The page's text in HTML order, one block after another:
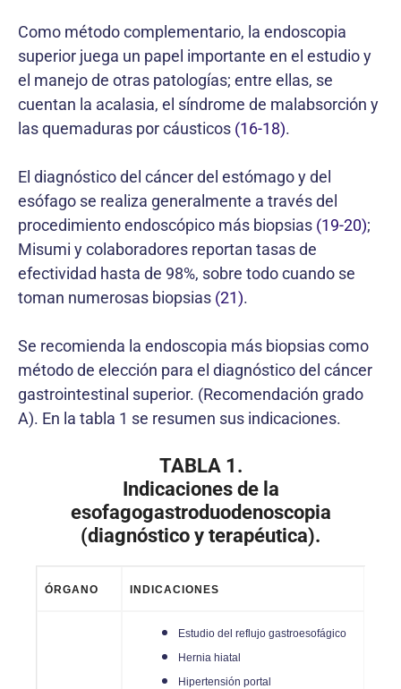
Como método complementario, la endoscopia
superior juega un papel importante en el estudio y
el manejo de otras patologías; entre ellas, se
cuentan la acalasia, el síndrome de malabsorción y
las quemaduras por cáusticos (16-18).
El diagnóstico del cáncer del estómago y del
esófago se realiza generalmente a través del
procedimiento endoscópico más biopsias (19-20);
Misumi y colaboradores reportan tasas de
efectividad hasta de 98%, sobre todo cuando se
toman numerosas biopsias (21).
Se recomienda la endoscopia más biopsias como
método de elección para el diagnóstico del cáncer
gastrointestinal superior. (Recomendación grado
A). En la tabla 1 se resumen sus indicaciones.
TABLA 1.
Indicaciones de la
esofagogastroduodenoscopia
(diagnóstico y terapéutica).
ÓRGANO INDICACIONES
Estudio del reflujo gastroesofágico
Hernia hiatal
Hipertensión portal